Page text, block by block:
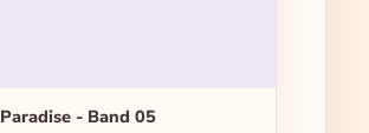
- Band 05